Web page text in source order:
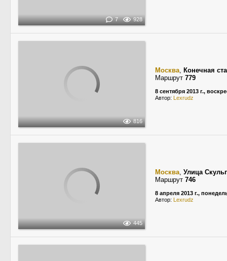
7 928
816
Москва, Конечная
Маршрут 779
8 сентября 2013 г.,
Автор: Lexrudz
445
Москва, Улица
Маршрут 746
8 апреля 2013 г.,
Автор: Lexrudz